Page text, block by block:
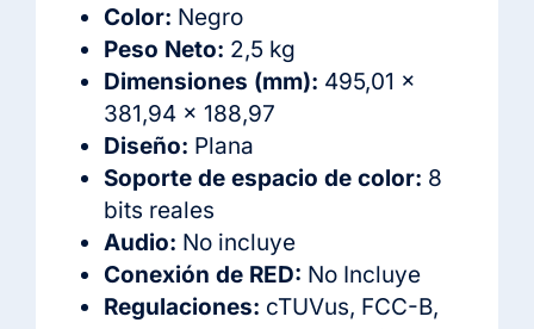
Color: Negro
Peso Neto: 2,5 kg
Dimensiones (mm): 495,01 x
381,94 x 188,97
Diseño: Plana
Soporte de espacio de color: 8
bits reales
Audio: No incluye
Conexión de RED: No Incluye
Regulaciones: cTUVus, FCC-B,